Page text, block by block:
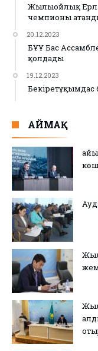
Жылыойлық
чемпионы
20.12.2023
БҰҰ Бас
қолдады
19.12.2023
АЙМАҚ